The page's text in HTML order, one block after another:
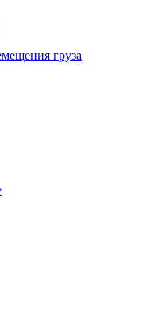
груза